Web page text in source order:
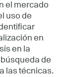
el mercado
uso de
en
en la
de
las técnicas.